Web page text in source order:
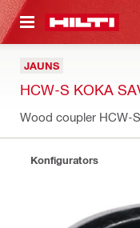
SATURU
JAUNS
HCW-S KOKA
Wood coupler HCW-
Konfigurators